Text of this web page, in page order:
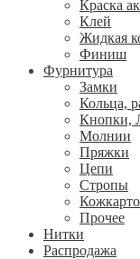
Краска
Клей
Жидкая
Финиш
Фурнитура
Замки
Кольца,
Кнопки,
Молнии
Пряжки
Цепи
Стропы
Прочее
Нитки
Распродажа